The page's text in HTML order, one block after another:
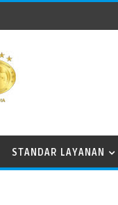
STANDAR LAYANAN